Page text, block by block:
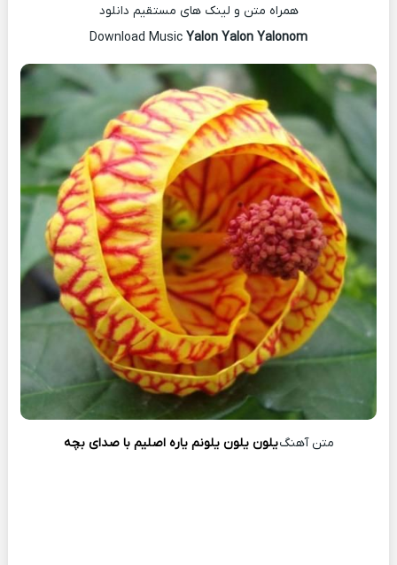
همراه متن و لینک های مستقیم دانلود
Download Music
Yalon Yalon Yalonom
متن آهنگیلون یلون یلونم یاره اصلیم با صدای بچه